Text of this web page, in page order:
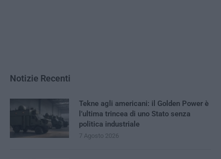
Notizie Recenti
Tekne agli americani: il Golden Power è
l’ultima trincea di uno Stato senza
politica industriale
7 Agosto 2026